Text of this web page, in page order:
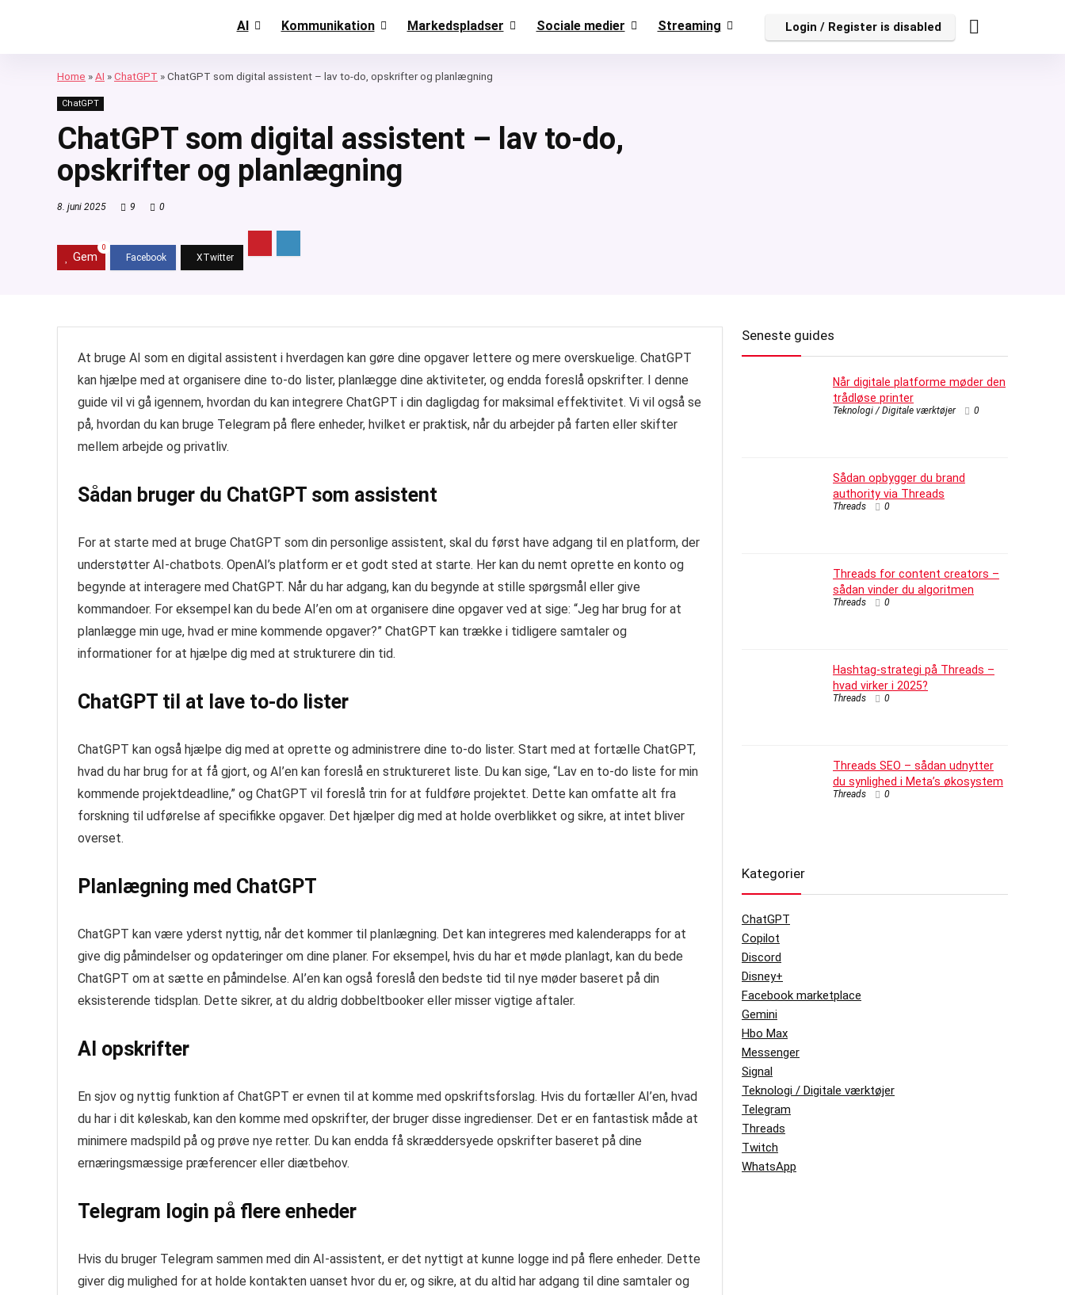
AI Kommunikation Markedspladser Sociale medier Streaming Login / Register is disabled
Home »AI »ChatGPT »ChatGPT som digital assistent – lav to-do, opskrifter og planlægning
ChatGPT
ChatGPT som digital assistent – lav to-do,
opskrifter og planlægning
8. juni 2025 9 0
Gem
0
At bruge AI som en digital assistent i hverdagen kan gøre dine opgaver lettere og mere overskuelige. ChatGPT
kan hjælpe med at organisere dine to-do lister, planlægge dine aktiviteter, og endda foreslå opskrifter. I denne
guide vil vi gå igennem, hvordan du kan integrere ChatGPT i din dagligdag for maksimal effektivitet. Vi vil også se
på, hvordan du kan bruge Telegram på flere enheder, hvilket er praktisk, når du arbejder på farten eller skifter
mellem arbejde og privatliv.
Sådan bruger du ChatGPT som assistent
For at starte med at bruge ChatGPT som din personlige assistent, skal du først have adgang til en platform, der
understøtter AI-chatbots. OpenAI’s platform er et godt sted at starte. Her kan du nemt oprette en konto og
begynde at interagere med ChatGPT. Når du har adgang, kan du begynde at stille spørgsmål eller give
kommandoer. For eksempel kan du bede AI’en om at organisere dine opgaver ved at sige: “Jeg har brug for at
planlægge min uge, hvad er mine kommende opgaver?” ChatGPT kan trække i tidligere samtaler og
informationer for at hjælpe dig med at strukturere din tid.
ChatGPT til at lave to-do lister
ChatGPT kan også hjælpe dig med at oprette og administrere dine to-do lister. Start med at fortælle ChatGPT,
hvad du har brug for at få gjort, og AI’en kan foreslå en struktureret liste. Du kan sige, “Lav en to-do liste for min
kommende projektdeadline,” og ChatGPT vil foreslå trin for at fuldføre projektet. Dette kan omfatte alt fra
forskning til udførelse af specifikke opgaver. Det hjælper dig med at holde overblikket og sikre, at intet bliver
overset.
Planlægning med ChatGPT
ChatGPT kan være yderst nyttig, når det kommer til planlægning. Det kan integreres med kalenderapps for at
give dig påmindelser og opdateringer om dine planer. For eksempel, hvis du har et møde planlagt, kan du bede
ChatGPT om at sætte en påmindelse. AI’en kan også foreslå den bedste tid til nye møder baseret på din
eksisterende tidsplan. Dette sikrer, at du aldrig dobbeltbooker eller misser vigtige aftaler.
AI opskrifter
En sjov og nyttig funktion af ChatGPT er evnen til at komme med opskriftsforslag. Hvis du fortæller AI’en, hvad
du har i dit køleskab, kan den komme med opskrifter, der bruger disse ingredienser. Det er en fantastisk måde at
minimere madspild på og prøve nye retter. Du kan endda få skræddersyede opskrifter baseret på dine
ernæringsmæssige præferencer eller diætbehov.
Telegram login på flere enheder
Hvis du bruger Telegram sammen med din AI-assistent, er det nyttigt at kunne logge ind på flere enheder. Dette
giver dig mulighed for at holde kontakten uanset hvor du er, og sikre, at du altid har adgang til dine samtaler og
Seneste guides
Når digitale platforme møder den
trådløse printer
Teknologi / Digitale værktøjer 0
Sådan opbygger du brand
authority via Threads
Threads 0
Threads for content creators –
sådan vinder du algoritmen
Threads 0
Hashtag-strategi på Threads –
hvad virker i 2025?
Threads 0
Threads SEO – sådan udnytter
du synlighed i Meta’s økosystem
Threads 0
Kategorier
ChatGPT
Copilot
Discord
Disney+
Facebook marketplace
Gemini
Hbo Max
Messenger
Signal
Teknologi / Digitale værktøjer
Telegram
Threads
Twitch
WhatsApp